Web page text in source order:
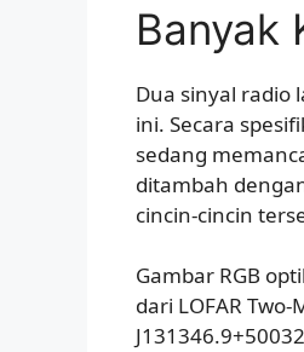
Banyak
Dua sinyal radio
ini. Secara
sedang
ditambah
cincin-cincin
Gambar RGB
dari LOFAR Two-